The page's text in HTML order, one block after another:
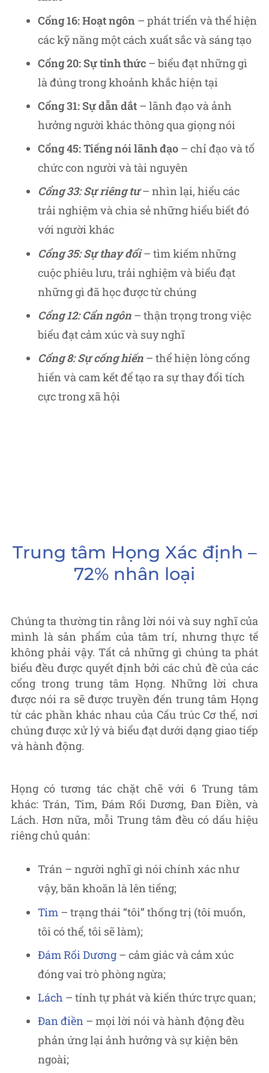
Cổng 16: Hoạt ngôn – phát triển và thể hiện
các kỹ năng một cách xuất sắc và sáng tạo
Cổng 20: Sự tỉnh thức – biểu đạt những gì
là đúng trong khoảnh khắc hiện tại
Cổng 31: Sự dẫn dắt – lãnh đạo và ảnh
hưởng người khác thông qua giọng nói
Cổng 45: Tiếng nói lãnh đạo – chỉ đạo và tổ
chức con người và tài nguyên
Cổng 33: Sự riêng tư– nhìn lại, hiểu các
trải nghiệm và chia sẻ những hiểu biết đó
với người khác
Cổng 35: Sự thay đổi– tìm kiếm những
cuộc phiêu lưu, trải nghiệm và biểu đạt
những gì đã học được từ chúng
Cổng 12: Cẩn ngôn – thận trọng trong việc
biểu đạt cảm xúc và suy nghĩ
Cổng 8: Sự cống hiến – thể hiện lòng cống
hiến và cam kết để tạo ra sự thay đổi tích
cực trong xã hội
Trung tâm Họng Xác định –
72% nhân loại
Chúng ta thường tin rằng lời nói và suy nghĩ của
mình là sản phẩm của tâm trí, nhưng thực tế
không phải vậy. Tất cả những gì chúng ta phát
biểu đều được quyết định bởi các chủ đề của các
cổng trong trung tâm Họng. Những lời chưa
được nói ra sẽ được truyền đến trung tâm Họng
từ các phần khác nhau của Cấu trúc Cơ thể, nơi
chúng được xử lý và biểu đạt dưới dạng giao tiếp
và hành động.
Họng có tương tác chặt chẽ với 6 Trung tâm
khác: Trán, Tim, Đám Rối Dương, Đan Điền, và
Lách. Hơn nữa, mỗi Trung tâm đều có dấu hiệu
riêng chủ quản:
Trán – người nghĩ gì nói chính xác như
vậy, băn khoăn là lên tiếng;
Tim – trạng thái “tôi” thống trị (tôi muốn,
tôi có thể, tôi sẽ làm);
Đám Rối Dương – cảm giác và cảm xúc
đóng vai trò phòng ngừa;
Lách – tính tự phát và kiến thức trực quan;
Đan điền – mọi lời nói và hành động đều
phản ứng lại ảnh hưởng và sự kiện bên
ngoài;